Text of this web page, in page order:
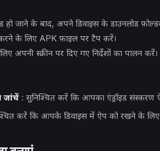
हो जाने के बाद, अपने डिवाइस के डाउनलोड
करने के लिए APK फ़ाइल पर टैप करें।
अपनी स्क्रीन पर दिए गए निर्देशों का पालन करें।
जांचें: सुनिश्चित करें कि आपका एंड्रॉइड संस्करण
करें कि आपके डिवाइस में ऐप को रखने के लिए